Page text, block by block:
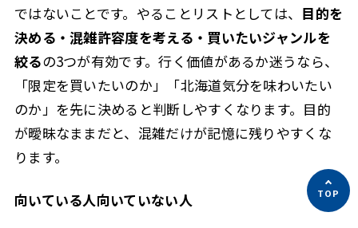
ではないことです。やることリストとしては、 目的を
決める・混雑許容度を考える・買いたいジャンルを
絞るの3つが有効です。行く価値があるか迷うなら、
「限定を買いたいのか」「北海道気分を味わいたい
のか」を先に決めると判断しやすくなります。目的
が曖昧なままだと、混雑だけが記憶に残りやすくな
ります。
向いている人向いていない人